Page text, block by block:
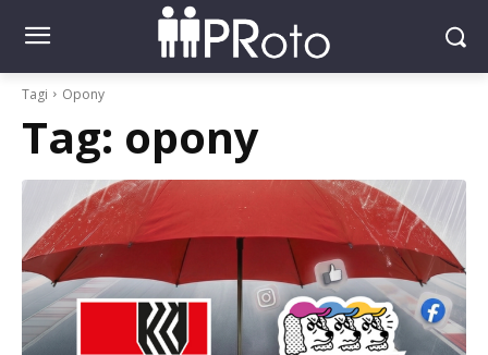
Tagi Opony
Tag: opony